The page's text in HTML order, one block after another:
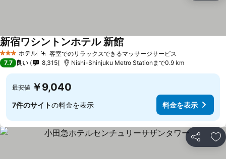
3 ホテルのランク
ホテル 客室でのリラックスできるマッサージサービス
新宿ワシントンホテル 新館
7.7 良い 8,315 Nishi-Shinjuku Metro Stationまで0.9 km
最安値 ￥9,040
7件のサイトの料金を表示 料金を表示
シェア お